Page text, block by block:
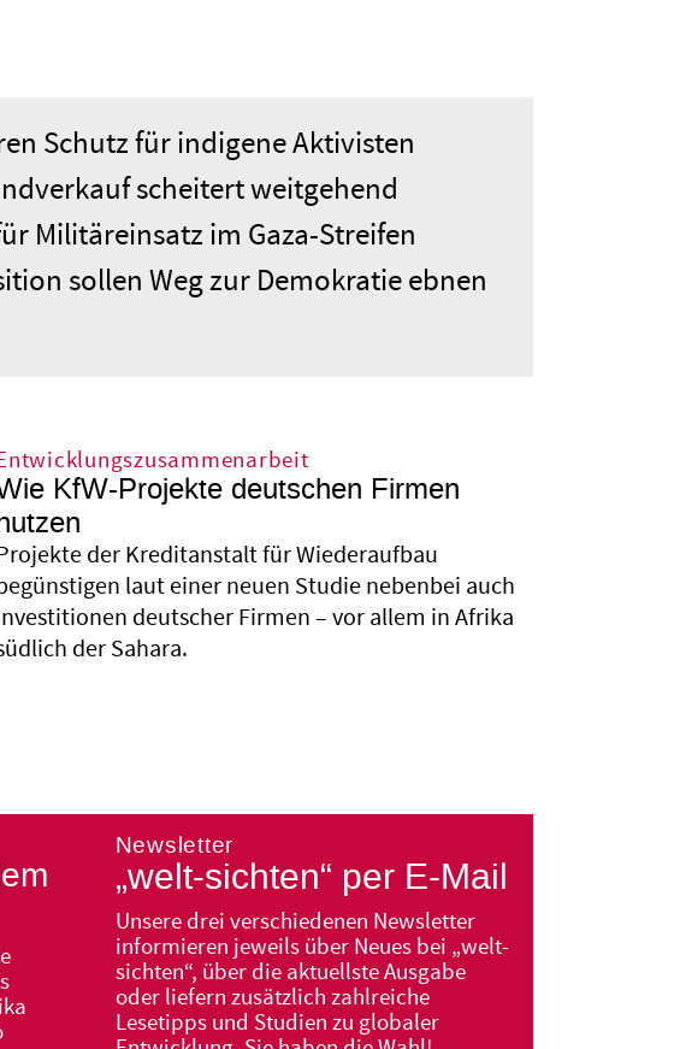
Schutz für indigene Aktivisten
scheitert weitgehend
Militäreinsatz im Gaza-Streifen
sollen Weg zur Demokratie ebnen
KfW-Projekte deutschen Firmen
der Kreditanstalt für Wiederaufbau
laut einer neuen Studie nebenbei auch
deutscher Firmen – vor allem in Afrika
der Sahara.
„welt-sichten“ per E-Mail
Unsere drei verschiedenen Newsletter
informieren jeweils über Neues bei „welt-
sichten“, über die aktuellste Ausgabe
oder liefern zusätzlich zahlreiche
Lesetipps und Studien zu globaler